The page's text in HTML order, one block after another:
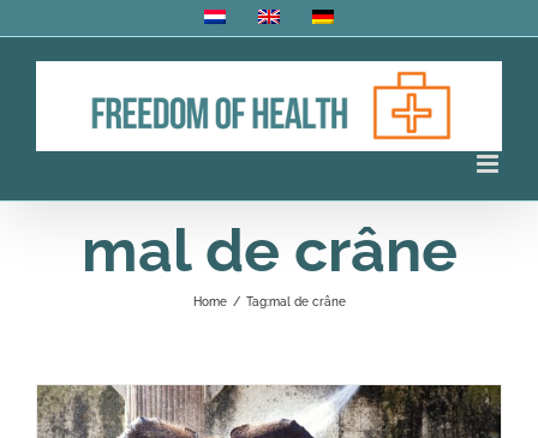
to
mal de crâne
Home / Tag:mal de crâne